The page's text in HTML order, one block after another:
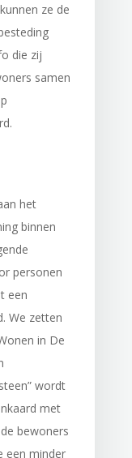
ze de
die zij
samen
het
binnen
personen
een
We zetten
in De
wordt
met
bewoners
een minder